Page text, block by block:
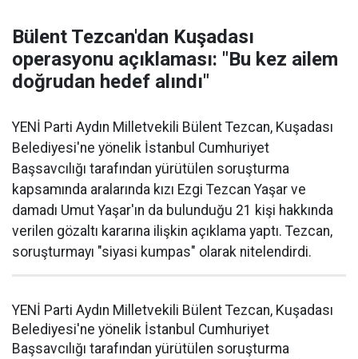
Bülent Tezcan'dan Kuşadası
operasyonu açıklaması: "Bu kez ailem
doğrudan hedef alındı"
YENİ Parti Aydın Milletvekili Bülent Tezcan, Kuşadası
Belediyesi'ne yönelik İstanbul Cumhuriyet
Başsavcılığı tarafından yürütülen soruşturma
kapsamında aralarında kızı Ezgi Tezcan Yaşar ve
damadı Umut Yaşar'ın da bulunduğu 21 kişi hakkında
verilen gözaltı kararına ilişkin açıklama yaptı. Tezcan,
soruşturmayı "siyasi kumpas" olarak nitelendirdi.
YENİ Parti Aydın Milletvekili Bülent Tezcan, Kuşadası
Belediyesi'ne yönelik İstanbul Cumhuriyet
Başsavcılığı tarafından yürütülen soruşturma